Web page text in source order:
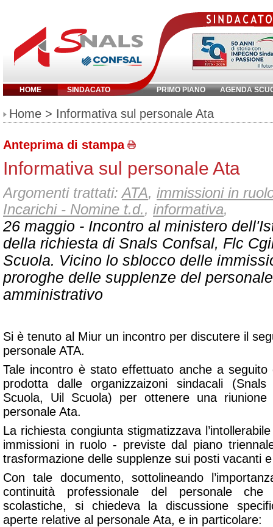
HOME SINDACATO PRIMO PIANO AGENDA
Inserisci parola chiave:
Home > Informativa sul personale Ata
Anteprima di stampa
Informativa sul personale Ata
Argomenti trattati:ATA, immissioni in
Incarichi - Nomine t.d., informativa,
26 maggio - Incontro al ministero
della richiesta di Snals Confsal, Flc
Scuola. Vicino lo sblocco delle
proroghe delle supplenze del
amministrativo
Si è tenuto al Miur un incontro per discutere il
personale ATA.
Tale incontro è stato effettuato anche a seguito
prodotta dalle organizzaizoni sindacali
Scuola, Uil Scuola) per ottenere una riunione
personale Ata.
La richiesta congiunta stigmatizzava
immissioni in ruolo - previste dal piano
trasformazione delle supplenze sui posti vacanti
Con tale documento, sottolineando
continuità professionale del personale
scolastiche, si chiedeva la discussione
aperte relative al personale Ata, e in particolare: